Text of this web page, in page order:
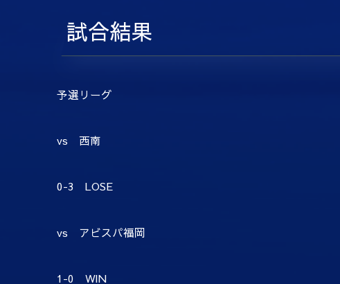
試合結果
予選リーグ
vs 西南
0-3 LOSE
vs アビスパ福岡
1-0 WIN